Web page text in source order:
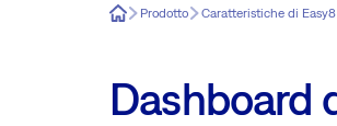
Easy8Prodotto Caratteristiche di Easy8
Dashboard